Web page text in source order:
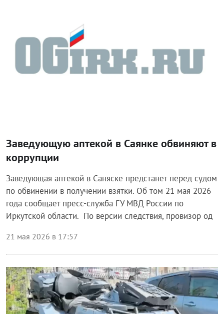
Заведующую аптекой в Саянке обвиняют в
коррупции
Заведующая аптекой в Саняске предстанет перед судом
по обвинении в получении взятки. Об том 21 мая 2026
года сообщает пресс-служба ГУ МВД России по
Иркутской области. По версии следствия, провизор од
21 мая 2026 в 17:57
Происшествия